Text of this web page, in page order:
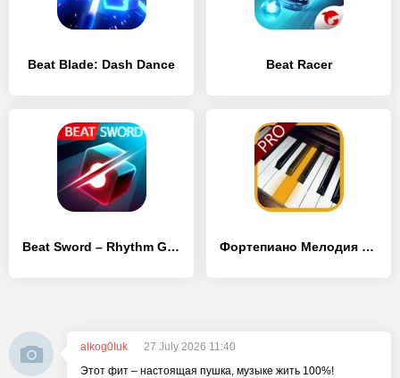
Beat Blade: Dash Dance Beat Racer
Beat Sword – Rhythm Game Фортепиано Мелодия Pro
alkog0luk
27 July 2026 11:40
Этот фит – настоящая пушка, музыке жить 100%!